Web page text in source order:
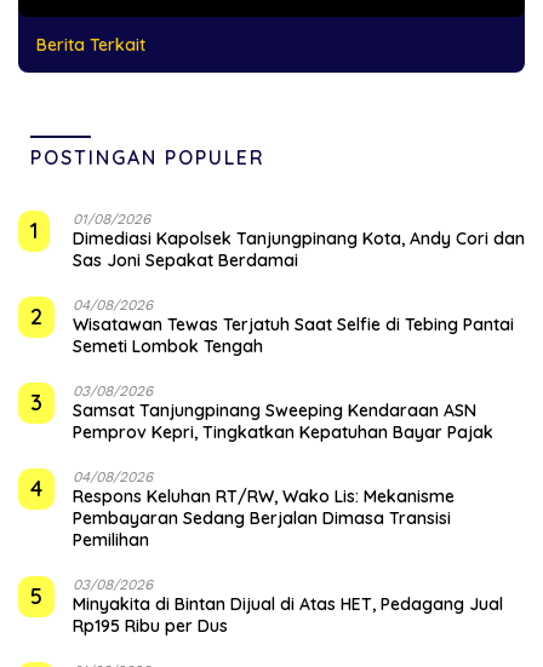
Berita Terkait
POSTINGAN POPULER
1 01/08/2026
Dimediasi Kapolsek Tanjungpinang Kota, Andy Cori dan
Sas Joni Sepakat Berdamai
2 04/08/2026
Wisatawan Tewas Terjatuh Saat Selfie di Tebing Pantai
Semeti Lombok Tengah
3 03/08/2026
Samsat Tanjungpinang Sweeping Kendaraan ASN
Pemprov Kepri, Tingkatkan Kepatuhan Bayar Pajak
4 04/08/2026
‎Respons Keluhan RT/RW, Wako Lis: Mekanisme
Pembayaran Sedang Berjalan Dimasa Transisi
Pemilihan
5 03/08/2026
Minyakita di Bintan Dijual di Atas HET, Pedagang Jual
Rp195 Ribu per Dus